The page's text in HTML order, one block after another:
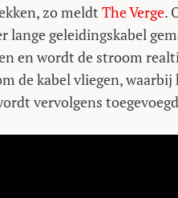
zo meldt The Verge.
lange geleidingskabel
en wordt de stroom
de kabel vliegen,
vervolgens